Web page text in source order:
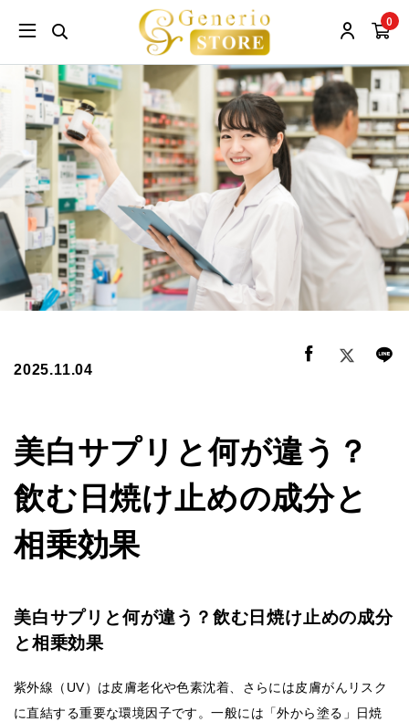
0
2025.11.04
美白サプリと何が違う？
飲む日焼け止めの成分と
相乗効果
美白サプリと何が違う？飲む日焼け止めの成分
と相乗効果
紫外線（UV）は皮膚老化や色素沈着、さらには皮膚がんリスク
に直結する重要な環境因子です。一般には「外から塗る」日焼